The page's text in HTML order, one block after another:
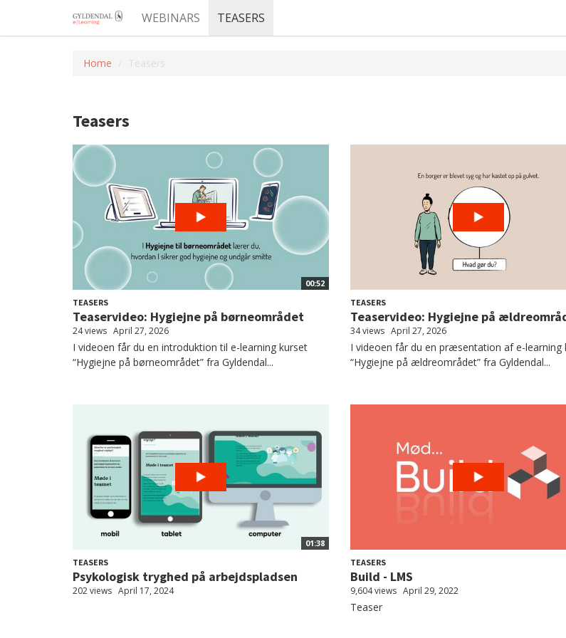
WEBINARS TEASERS
Home Teasers
Teasers
00:52
TEASERS
Teaservideo: Hygiejne på børneområdet
24 views April 27, 2026
I videoen får du en introduktion til e-learning kurset
“Hygiejne på børneområdet” fra Gyldendal...
TEASERS
Teaservideo: Hygiejne på
34 views April 27, 2026
I videoen får du en præsentation af e-learning
“Hygiejne på ældreområdet” fra Gyldendal...
01:38
TEASERS
Psykologisk tryghed på arbejdspladsen
202 views April 17, 2024
TEASERS
Build - LMS
9,604 views April 29, 2022
Teaser